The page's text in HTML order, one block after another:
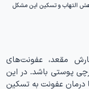
التهاب و تسکین این مشکل
مقعد، عفونت‌های
پوستی باشد. در این
درمان عفونت به تسکین